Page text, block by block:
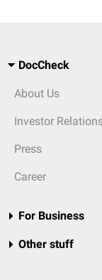
DocCheck
About Us
Investor
Press
Career
For Business
Other stuff